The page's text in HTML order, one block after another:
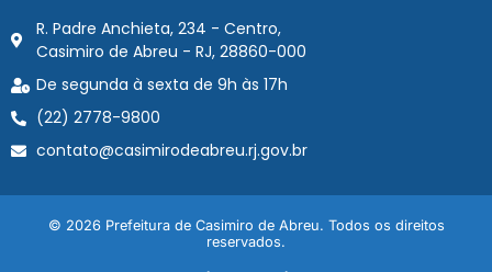
R. Padre Anchieta, 234 - Centro,
Casimiro de Abreu - RJ, 28860-000
De segunda à sexta de 9h às 17h
(22) 2778-9800
contato@casimirodeabreu.rj.gov.br
© 2026 Prefeitura de Casimiro de Abreu. Todos os direitos
reservados.